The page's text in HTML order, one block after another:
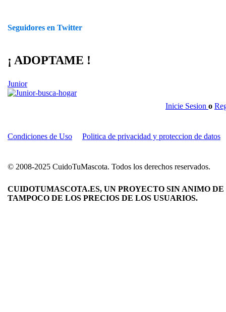
Seguidores en Twitter
¡ ADOPTAME !
Junior
Inicie Sesion o
Condiciones de Uso Politica de privacidad y proteccion de datos
© 2008-2025 CuidoTuMascota. Todos los derechos reservados.
CUIDOTUMASCOTA.ES, UN PROYECTO SIN ANIMO
TAMPOCO DE LOS PRECIOS DE LOS USUARIOS.